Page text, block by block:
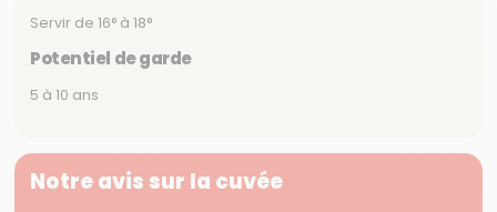
Servir de 16° à 18°
Potentiel de garde
5 à 10 ans
Notre avis sur la cuvée